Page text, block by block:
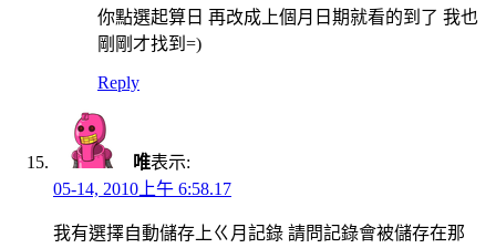
你點選起算日 再改成上個月日期就看的到了 我也
剛剛才找到=)
Reply
唯表示:
05-14, 2010上午 6:58.17
我有選擇自動儲存上ㄍ月記錄 請問記錄會被儲存在那